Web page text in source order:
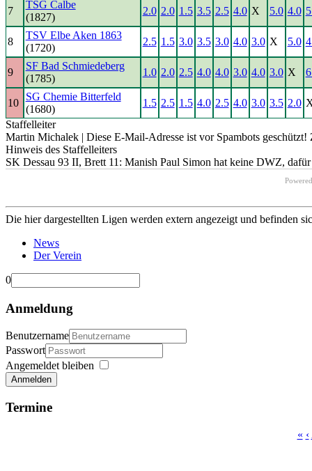
7
TSG Calbe
(1827)
2.0 2.0 1.5 3.5 2.5 4.0 X 5.0 4.0
8
TSV Elbe Aken 1863
(1720)
2.5 1.5 3.0 3.5 3.0 4.0 3.0 X 5.0
9
SF Bad Schmiedeberg
(1785)
1.0 2.0 2.5 4.0 4.0 3.0 4.0 3.0 X
10
SG Chemie Bitterfeld
(1680)
1.5 2.5 1.5 4.0 2.5 4.0 3.0 3.5 2.0
Staffelleiter
Martin Michalek | Diese E-Mail-Adresse ist vor Spambots
Hinweis des Staffelleiters
SK Dessau 93 II, Brett 11: Manish Paul Simon hat keine DWZ,
Die hier dargestellten Ligen werden extern angezeigt und befinden
News
Der Verein
0
Anmeldung
Benutzername
Passwort
Angemeldet bleiben
Anmelden
Termine
« ‹